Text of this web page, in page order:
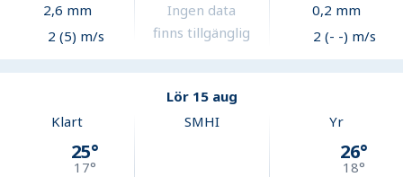
2,6 mm
2 (5) m/s
Ingen data
finns tillgänglig
0,2 mm
2 (- -) m/s
Lör 15 aug
Klart
25°
17°
SMHI Yr
26°
18°